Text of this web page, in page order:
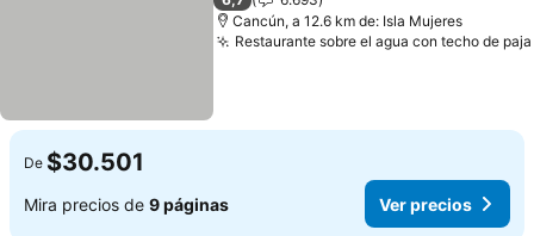
Cancún, a 12.6 km de: Isla Mujeres
Restaurante sobre el agua con techo de paja
De $30.501
Mira precios de 9 páginas Ver precios